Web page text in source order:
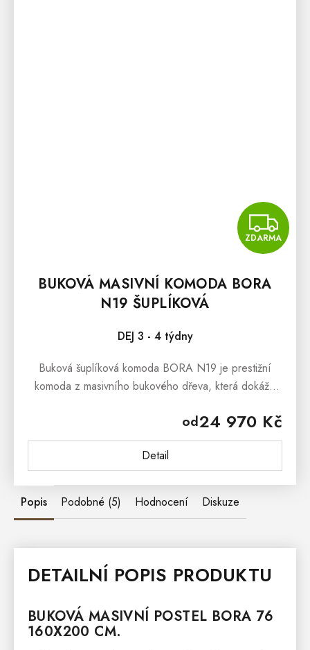
ZDARMA
BUKOVÁ MASIVNÍ KOMODA BORA
N19 ŠUPLÍKOVÁ
DEJ 3 - 4 týdny
od24 970 Kč
Detail
Buková šuplíková komoda BORA N19 je prestižní
komoda z masivního bukového dřeva, která dokáže
vzhledem. Buková šuplíková...
Popis Podobné (5) Hodnocení Diskuze
DETAILNÍ POPIS PRODUKTU
BUKOVÁ MASIVNÍ POSTEL BORA 76
160X200 CM.